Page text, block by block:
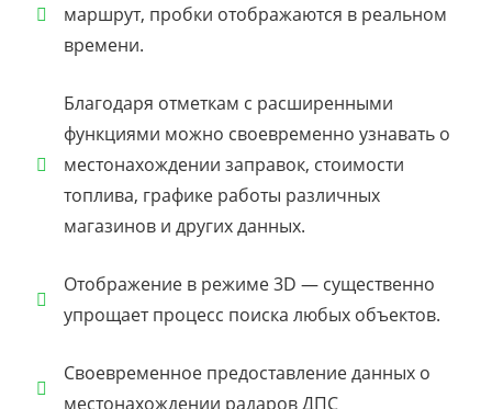
маршрут, пробки отображаются в реальном
времени.
Благодаря отметкам с расширенными
функциями можно своевременно узнавать о
местонахождении заправок, стоимости
топлива, графике работы различных
магазинов и других данных.
Отображение в режиме 3D — существенно
упрощает процесс поиска любых объектов.
Своевременное предоставление данных о
местонахождении радаров ДПС